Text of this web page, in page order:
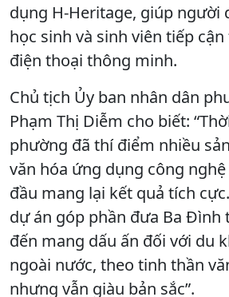
dụng H-Heritage, giúp người
học sinh và sinh viên tiếp
điện thoại thông minh.
Chủ tịch Ủy ban nhân dân
Phạm Thị Diễm cho biết:
phường đã thí điểm nhiều
văn hóa ứng dụng công
đầu mang lại kết quả tích
dự án góp phần đưa Ba Đình
đến mang dấu ấn đối với du
ngoài nước, theo tinh thần
nhưng vẫn giàu bản sắc”.